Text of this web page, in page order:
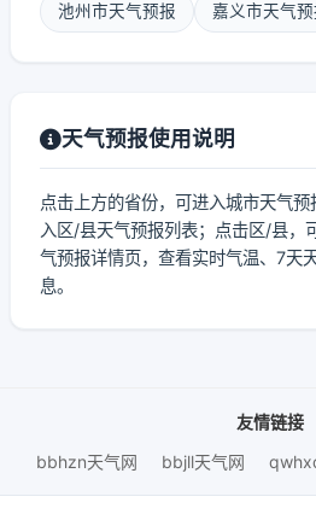
池州市天气预报 嘉义市天气预
天气预报使用说明
点击上方的省份，可进入城市天气
入区/县天气预报列表；点击区/县，
气预报详情页，查看实时气温、7天
息。
友情链接
bbhzn天气网
bbjll天气网